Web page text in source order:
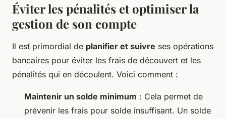
Éviter les pénalités et optimiser la
gestion de son compte
Il est primordial de planifier et suivre ses opérations
bancaires pour éviter les frais de découvert et les
pénalités qui en découlent. Voici comment :
Maintenir un solde minimum : Cela permet de
prévenir les frais pour solde insuffisant. Un solde